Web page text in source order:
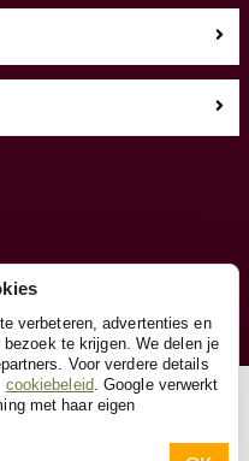
BV
verbeteren, advertenties en
te krijgen. We delen je
Voor verdere details
cookiebeleid. Google verwerkt
met haar eigen